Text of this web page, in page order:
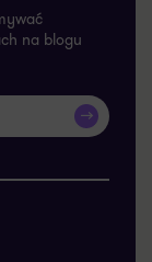
na blogu
>>